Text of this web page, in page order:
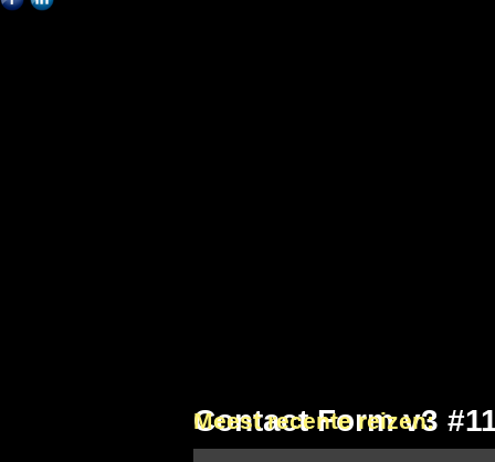
Contact Form v3
Meest recente reizen: